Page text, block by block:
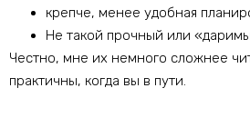
крепче, менее удобная
Не такой прочный или
Честно, мне их немного сложнее
практичны, когда вы в пути.